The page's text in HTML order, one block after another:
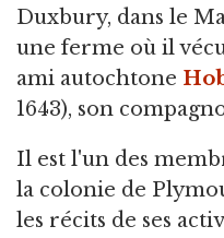
Duxbury, dans le
une ferme où il
ami autochtone
1643), son
Il est l'un des
la colonie de
les récits de ses